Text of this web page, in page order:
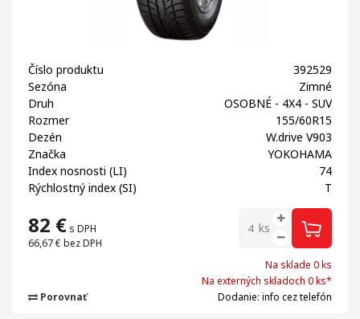
Číslo produktu
392529
Sezóna
Zimné
Druh
OSOBNÉ - 4X4 - SUV
Rozmer
155/60R15
Dezén
W.drive V903
Značka
YOKOHAMA
Index nosnosti (LI)
74
Rýchlostný index (SI)
T
82 € s DPH
66,67 € bez DPH
ks
Na sklade 0 ks
Na externých skladoch 0 ks*
Dodanie: info cez telefón
Porovnať